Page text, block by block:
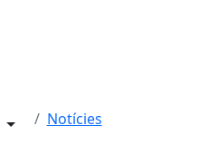
Notícies